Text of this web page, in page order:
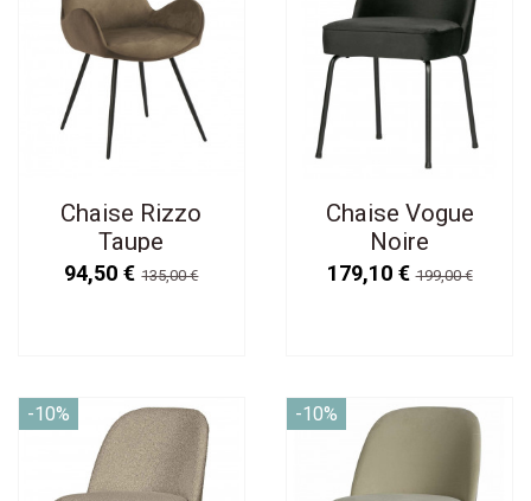
Chaise Rizzo
Taupe
94,50 €135,00 €
Chaise Vogue
Noire
179,10 €199,00 €
-10% -10%